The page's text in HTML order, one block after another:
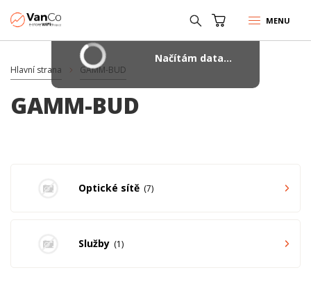
MENU
Hlavní strana GAMM-BUD
GAMM-BUD
Optické sítě 7
Služby 1
Načítám data...